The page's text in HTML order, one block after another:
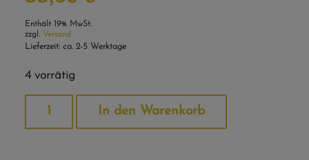
Enthält 19% MwSt.
zzgl. Versand
Lieferzeit: ca. 2-5 Werktage
4 vorrätig
In den Warenkorb